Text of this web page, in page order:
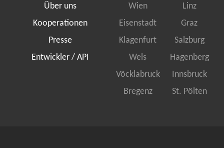
Über uns
Kooperationen
Presse
Entwickler / API
Wien
Linz
Eisenstadt
Graz
Klagenfurt
Salzburg
Wels
Hagenberg
Vöcklabruck
Innsbruck
Bregenz
St. Pölten